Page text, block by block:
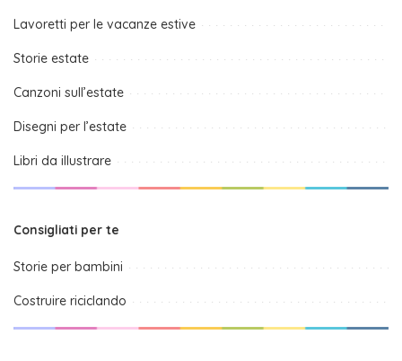
Lavoretti per le vacanze estive
Storie estate
Canzoni sull’estate
Disegni per l’estate
Libri da illustrare
Consigliati per te
Storie per bambini
Costruire riciclando